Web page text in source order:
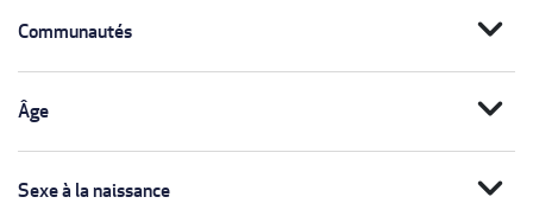
Communautés expand_more
Âge expand_more
Sexe à la naissance expand_more